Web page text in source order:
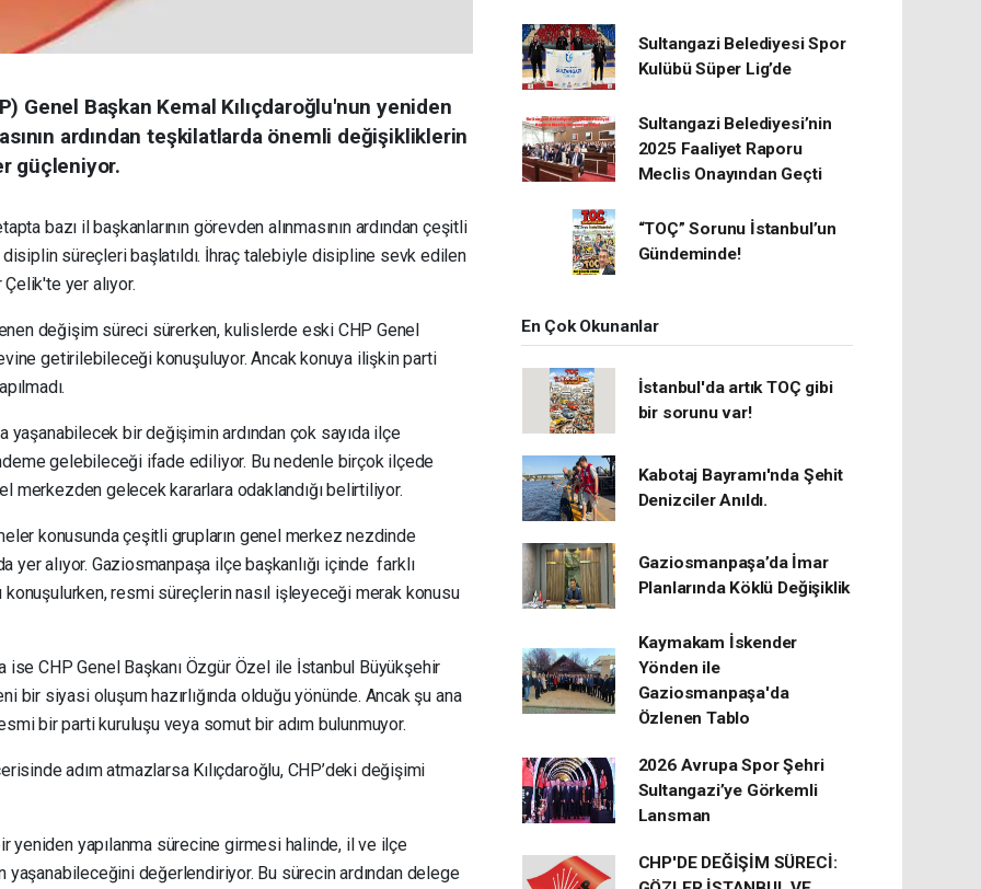
Genel Başkan Kemal Kılıçdaroğlu'nun yeniden
ardından teşkilatlarda önemli değişikliklerin
güçleniyor.
bazı il başkanlarının görevden alınmasının ardından çeşitli
süreçleri başlatıldı. İhraç talebiyle disipline sevk edilen
yer alıyor.
değişim süreci sürerken, kulislerde eski CHP Genel
getirilebileceği konuşuluyor. Ancak konuya ilişkin parti
yaşanabilecek bir değişimin ardından çok sayıda ilçe
gelebileceği ifade ediliyor. Bu nedenle birçok ilçede
merkezden gelecek kararlara odaklandığı belirtiliyor.
konusunda çeşitli grupların genel merkez nezdinde
yer alıyor. Gaziosmanpaşa ilçe başkanlığı içinde farklı
resmi süreçlerin nasıl işleyeceği merak konusu
CHP Genel Başkanı Özgür Özel ile İstanbul Büyükşehir
bir siyasi oluşum hazırlığında olduğu yönünde. Ancak şu ana
bir parti kuruluşu veya somut bir adım bulunmuyor.
adım atmazlarsa Kılıçdaroğlu, CHP’deki değişimi
yeniden yapılanma sürecine girmesi halinde, il ve ilçe
yaşanabileceğini değerlendiriyor. Bu sürecin ardından delege
Sultangazi Belediyesi Spor
Kulübü Süper Lig’de
Sultangazi Belediyesi’nin
2025 Faaliyet Raporu
Meclis Onayından Geçti
“TOÇ” Sorunu İstanbul’un
Gündeminde!
En Çok Okunanlar
İstanbul'da artık TOÇ gibi
bir sorunu var!
Kabotaj Bayramı'nda Şehit
Denizciler Anıldı.
Gaziosmanpaşa’da İmar
Planlarında Köklü Değişiklik
Kaymakam İskender
Yönden ile
Gaziosmanpaşa'da
Özlenen Tablo
2026 Avrupa Spor Şehri
Sultangazi’ye Görkemli
Lansman
CHP'DE DEĞİŞİM SÜRECİ: